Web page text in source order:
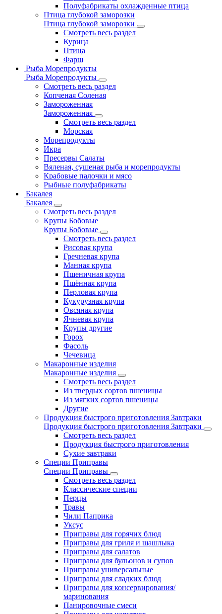
Полуфабрикаты охлажденные птица
Птица глубокой заморозки
Птица глубокой заморозки
Смотреть весь раздел
Курица
Птица
Фарш
Рыба Морепродукты
Рыба Морепродукты
Смотреть весь раздел
Копченая Соленая
Замороженная
Замороженная
Смотреть весь раздел
Морская
Морепродукты
Икра
Пресервы Салаты
Вяленая, сушеная рыба и морепродукты
Крабовые палочки и мясо
Рыбные полуфабрикаты
Бакалея
Бакалея
Смотреть весь раздел
Крупы Бобовые
Крупы Бобовые
Смотреть весь раздел
Рисовая крупа
Гречневая крупа
Манная крупа
Пшеничная крупа
Пшённая крупа
Перловая крупа
Кукурузная крупа
Овсяная крупа
Ячневая крупа
Крупы другие
Горох
Фасоль
Чечевица
Макаронные изделия
Макаронные изделия
Смотреть весь раздел
Из твердых сортов пшеницы
Из мягких сортов пшеницы
Другие
Продукция быстрого приготовления Завтраки
Продукция быстрого приготовления Завтраки
Смотреть весь раздел
Продукция быстрого приготовления
Сухие завтраки
Специи Приправы
Специи Приправы
Смотреть весь раздел
Классические специи
Перцы
Травы
Чили Паприка
Уксус
Приправы для горячих блюд
Приправы для гриля и шашлыка
Приправы для салатов
Приправы для бульонов и супов
Приправы универсальные
Приправы для сладких блюд
Приправы для консервирования/
маринования
Панировочные смеси